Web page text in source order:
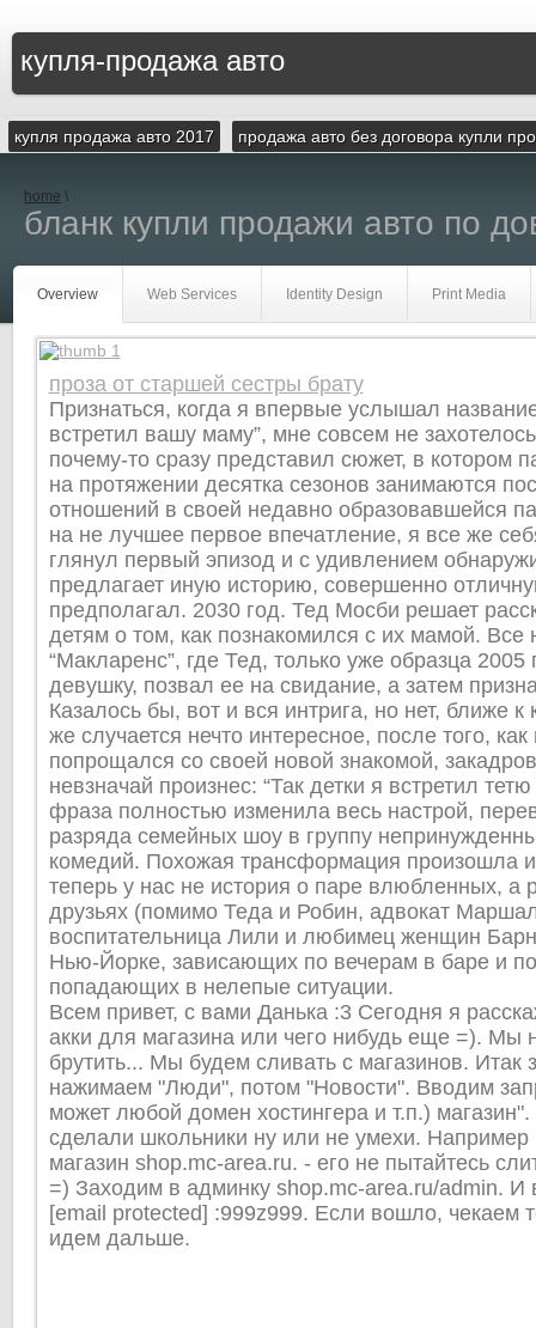
купля-продажа авто
купля продажа авто 2017 продажа авто без договора купли
home \
бланк купли продажи авто по
Overview Web Services Identity Design Print Media
проза от старшей сестры брату
Признаться, когда я впервые услышал
встретил вашу маму”, мне совсем не
почему-то сразу представил сюжет, в котором
на протяжении десятка сезонов занимаются
отношений в своей недавно образовавшейся
на не лучшее первое впечатление, я все же
глянул первый эпизод и с удивлением
предлагает иную историю, совершенно
предполагал. 2030 год. Тед Мосби решает
детям о том, как познакомился с их мамой. Все
“Макларенс”, где Тед, только уже образца 2005
девушку, позвал ее на свидание, а затем
Казалось бы, вот и вся интрига, но нет, ближе к
же случается нечто интересное, после того,
попрощался со своей новой знакомой,
невзначай произнес: “Так детки я встретил
фраза полностью изменила весь настрой,
разряда семейных шоу в группу
комедий. Похожая трансформация произошла
теперь у нас не история о паре влюбленных, а
друзьях (помимо Теда и Робин, адвокат
воспитательница Лили и любимец женщин
Нью-Йорке, зависающих по вечерам в баре и
попадающих в нелепые ситуации.
Всем привет, с вами Данька :3 Сегодня я
акки для магазина или чего нибудь еще =). Мы
брутить... Мы будем сливать с магазинов. Итак
нажимаем "Люди", потом "Новости". Вводим
может любой домен хостингера и т.п.)
сделали школьники ну или не умехи.
магазин shop.mc-area.ru. - его не пытайтесь
=) Заходим в админку shop.mc-area.ru/admin.
[email protected] :999z999. Если вошло, чекаем
идем дальше.